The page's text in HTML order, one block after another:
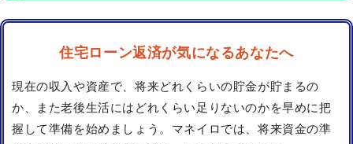
住宅ローン返済が気になるあなたへ
現在の収入や資産で、将来どれくらいの貯金が貯まるの
か、また老後生活にはどれくらい足りないのかを早めに把
握して準備を始めましょう。マネイロでは、将来資金の準